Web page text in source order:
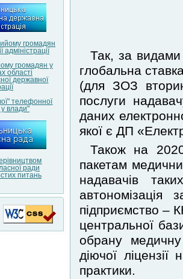
громадян
адміністрації
громадян у
області
державної
телефонної
у влади"
ради
питань
Так, за
глобальна
(для ЗОЗ
послуги
даних
якої є ДП
Також на
пакетам
надавачів
автономізація
підприємство –
центральної
обрану
діючої
практики.